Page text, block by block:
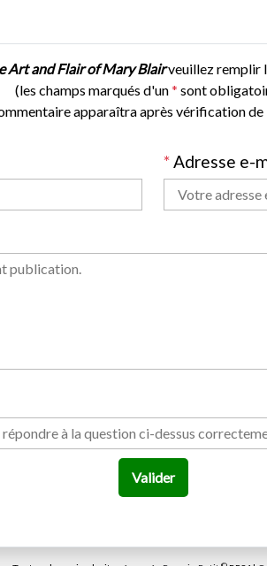
Art and Flair of Mary Blairveuillez remplir
(les champs marqués d'un* sont
apparaîtra après vérification de
*Adresse e-
Valider